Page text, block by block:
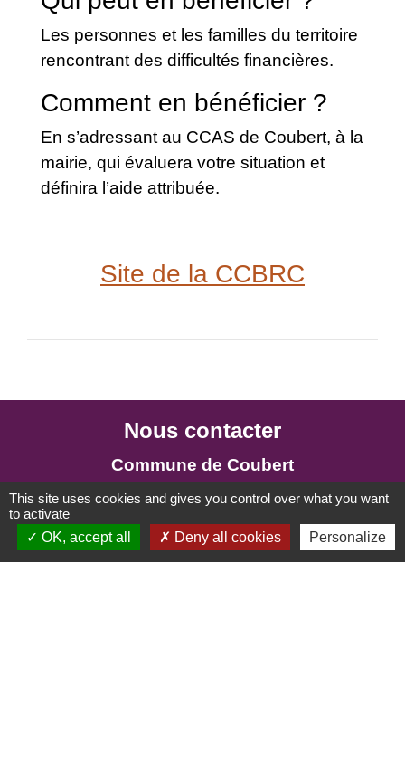
Les personnes et les familles du territoire
rencontrant des difficultés financières.
Comment en bénéficier ?
En s’adressant au CCAS de Coubert, à la
mairie, qui évaluera votre situation et
définira l’aide attribuée.
Site de la CCBRC
Nous contacter
Commune de Coubert
17 rue Aristide Briand
+33 1 64 06 71 20
This site uses cookies and gives you control over what you want
to activate
OK, accept all
Deny all cookies Personalize